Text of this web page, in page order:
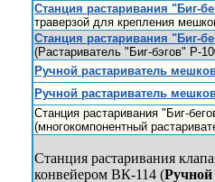
Станция растаривания "Биг-
траверзой для крепления
Станция растаривания "Биг-
(Растариватель "Биг-бэгов" Р-
Ручной растариватель
Ручной растариватель
Станция растаривания "Биг-
(многокомпонентный
Станция растаривания
конвейером ВК-114 (Ручной